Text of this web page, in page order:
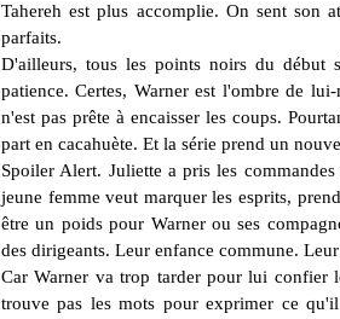
Tahereh est plus accomplie. On sent son
parfaits.
D'ailleurs, tous les points noirs du début
patience. Certes, Warner est l'ombre de
n'est pas prête à encaisser les coups.
part en cacahuète. Et la série prend un
Spoiler Alert. Juliette a pris les
jeune femme veut marquer les esprits,
être un poids pour Warner ou ses
des dirigeants. Leur enfance commune.
Car Warner va trop tarder pour lui
trouve pas les mots pour exprimer ce